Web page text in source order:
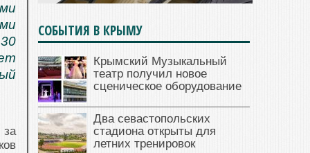
за
СОБЫТИЯ В КРЫМУ
Крымский Музыкальный
театр получил новое
сценическое оборудование
Два севастопольских
стадиона открыты для
летних тренировок